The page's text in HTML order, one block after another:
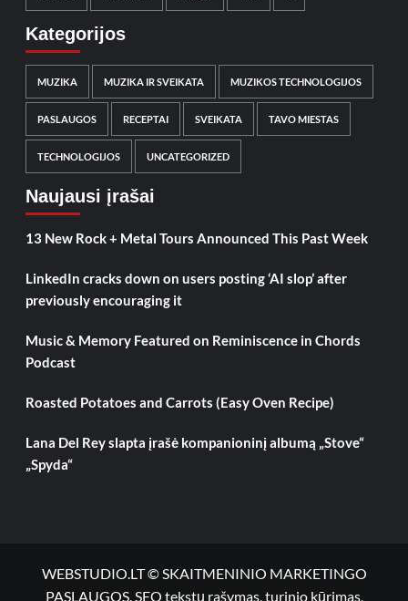
Kategorijos
MUZIKA MUZIKA IR SVEIKATA MUZIKOS TECHNOLOGIJOS
PASLAUGOS RECEPTAI SVEIKATA TAVO MIESTAS
TECHNOLOGIJOS UNCATEGORIZED
Naujausi įrašai
13 New Rock + Metal Tours Announced This Past Week
LinkedIn cracks down on users posting ‘AI slop’ after
previously encouraging it
Music & Memory Featured on Reminiscence in Chords
Podcast
Roasted Potatoes and Carrots (Easy Oven Recipe)
Lana Del Rey slapta įrašė kompanioninį albumą „Stove“
„Spyda“
WEBSTUDIO.LT © SKAITMENINIO MARKETINGO
PASLAUGOS. SEO tekstų rašymas, turinio kūrimas,